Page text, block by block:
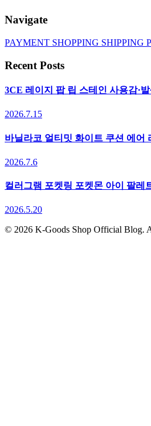
Navigate
PAYMENT SHOPPING SHIPPING
Recent Posts
3CE 레이지 팝 립 스테인 사용감·
2026.7.15
바닐라코 얼티밋 화이트 쿠션 에어
2026.7.6
컬러그램 포켓링 포켓몬 아이 팔레
2026.5.20
© 2026 K-Goods Shop Official Blog.